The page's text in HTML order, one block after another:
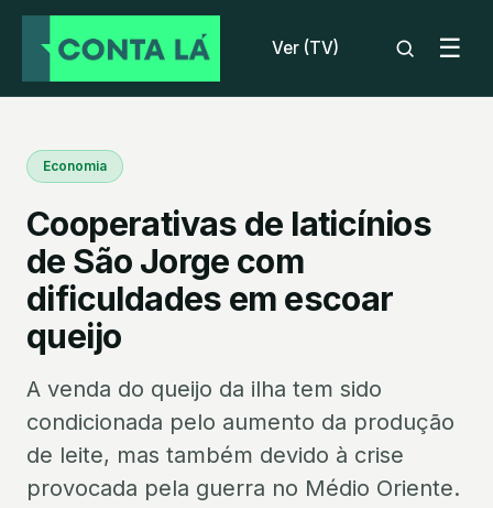
Ver (TV) ☰
Economia
Cooperativas de laticínios
de São Jorge com
dificuldades em escoar
queijo
A venda do queijo da ilha tem sido
condicionada pelo aumento da produção
de leite, mas também devido à crise
provocada pela guerra no Médio Oriente.